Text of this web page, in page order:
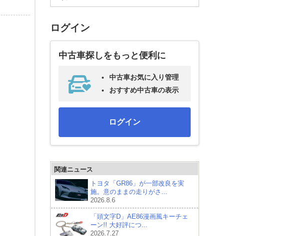
ログイン
中古車探しをもっと便利に
中古車お気に入り管理
おすすめ中古車の表示
ログイン
関連ニュース
トヨタ「GR86」が一部改良を実
施。意のままの走りがさ...
2026.8.6
「頭文字D」AE86漫画風キーチェ
ーン!! 大好評につ...
2026.7.27